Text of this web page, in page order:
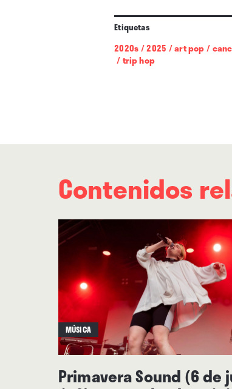
Etiquetas
2020s/2025 /art pop /
/trip hop
Contenidos
MÚSICA
Primavera Sound (6 de